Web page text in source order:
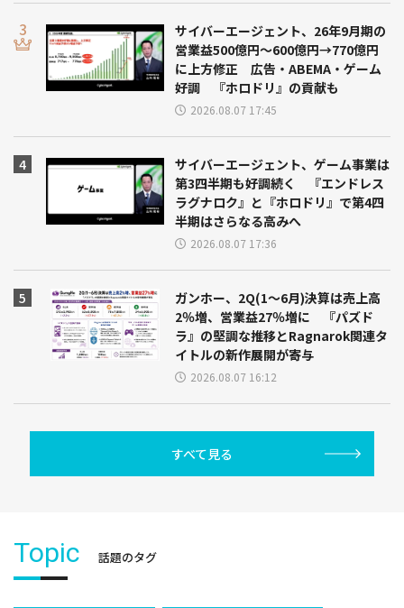
サイバーエージェント、26年9月期の
営業益500億円～600億円→770億円
に上方修正 広告・ABEMA・ゲーム
好調 『ホロドリ』の貢献も
2026.08.07 17:45
サイバーエージェント、ゲーム事業は
第3四半期も好調続く 『エンドレス
ラグナロク』と『ホロドリ』で第4四
半期はさらなる高みへ
2026.08.07 17:36
ガンホー、2Q(1～6月)決算は売上高
2％増、営業益27％増に 『パズド
ラ』の堅調な推移とRagnarok関連タ
イトルの新作展開が寄与
2026.08.07 16:12
すべて見る
Topic 話題のタグ